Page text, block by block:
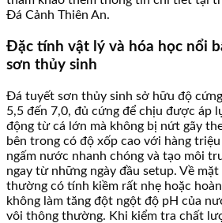
Đá Cảnh Thiên An.
Đặc tính vật lý và hóa học nổi
sơn thủy sinh
Đá tuyết sơn thủy sinh sở hữu độ
5,5 đến 7,0, đủ cứng để chịu được áp
động từ cá lớn mà không bị nứt gãy
bên trong có độ xốp cao với hàng
ngấm nước nhanh chóng và tạo môi
ngay từ những ngày đầu setup. Về
thường có tính kiềm rất nhẹ hoặc
không làm tăng đột ngột độ pH của
vôi thông thường. Khi kiểm tra chất